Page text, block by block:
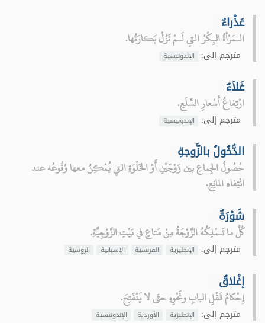
عَذْراءٌ
الـمَرْأةُ البِكْرُ التي لَـمْ تَزُلْ بَكارَتُها.
مترجم إلى: الإندونيسية
غَلاَءٌ
ارْتِفاعُ أَسْعارِ السِّلَعِ.
مترجم إلى: الإندونيسية
الدُّخُولُ بالزَّوجةِ
حُصُولُ الجِماعِ بين زَوْجَيْنِ أَوْ الخَلْوَةِ التي يُمْكِنُ معها وُقُوعُه عند
انْتِفاءِ المانِعِ.
شَوْرَةٌ
كُلُّ ما تَـمْلِكُهُ الزَّوْجَةُ مِنْ مَتاعٍ في بَيْتِ الزَّوْجِيَّةِ.
مترجم إلى: الإنجليزية الفرنسية الإسبانية الروسية
إغْلاقٌ
إِحْكامُ قَفْلِ البابِ ونَحْوِهِ حتّى لا يَنْفَتِحَ.
مترجم إلى: الإنجليزية الأوردية الإندونيسية